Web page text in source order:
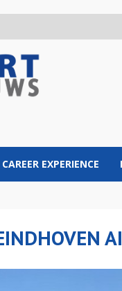
CAREER EXPERIENCE